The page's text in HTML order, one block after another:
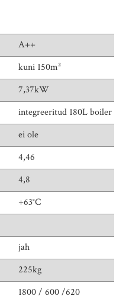
A++
kuni 150m²
7,37kW
integreeritud 180L boiler
ei ole
4,46
4,8
+63°C
jah
225kg
1800 / 600 /620